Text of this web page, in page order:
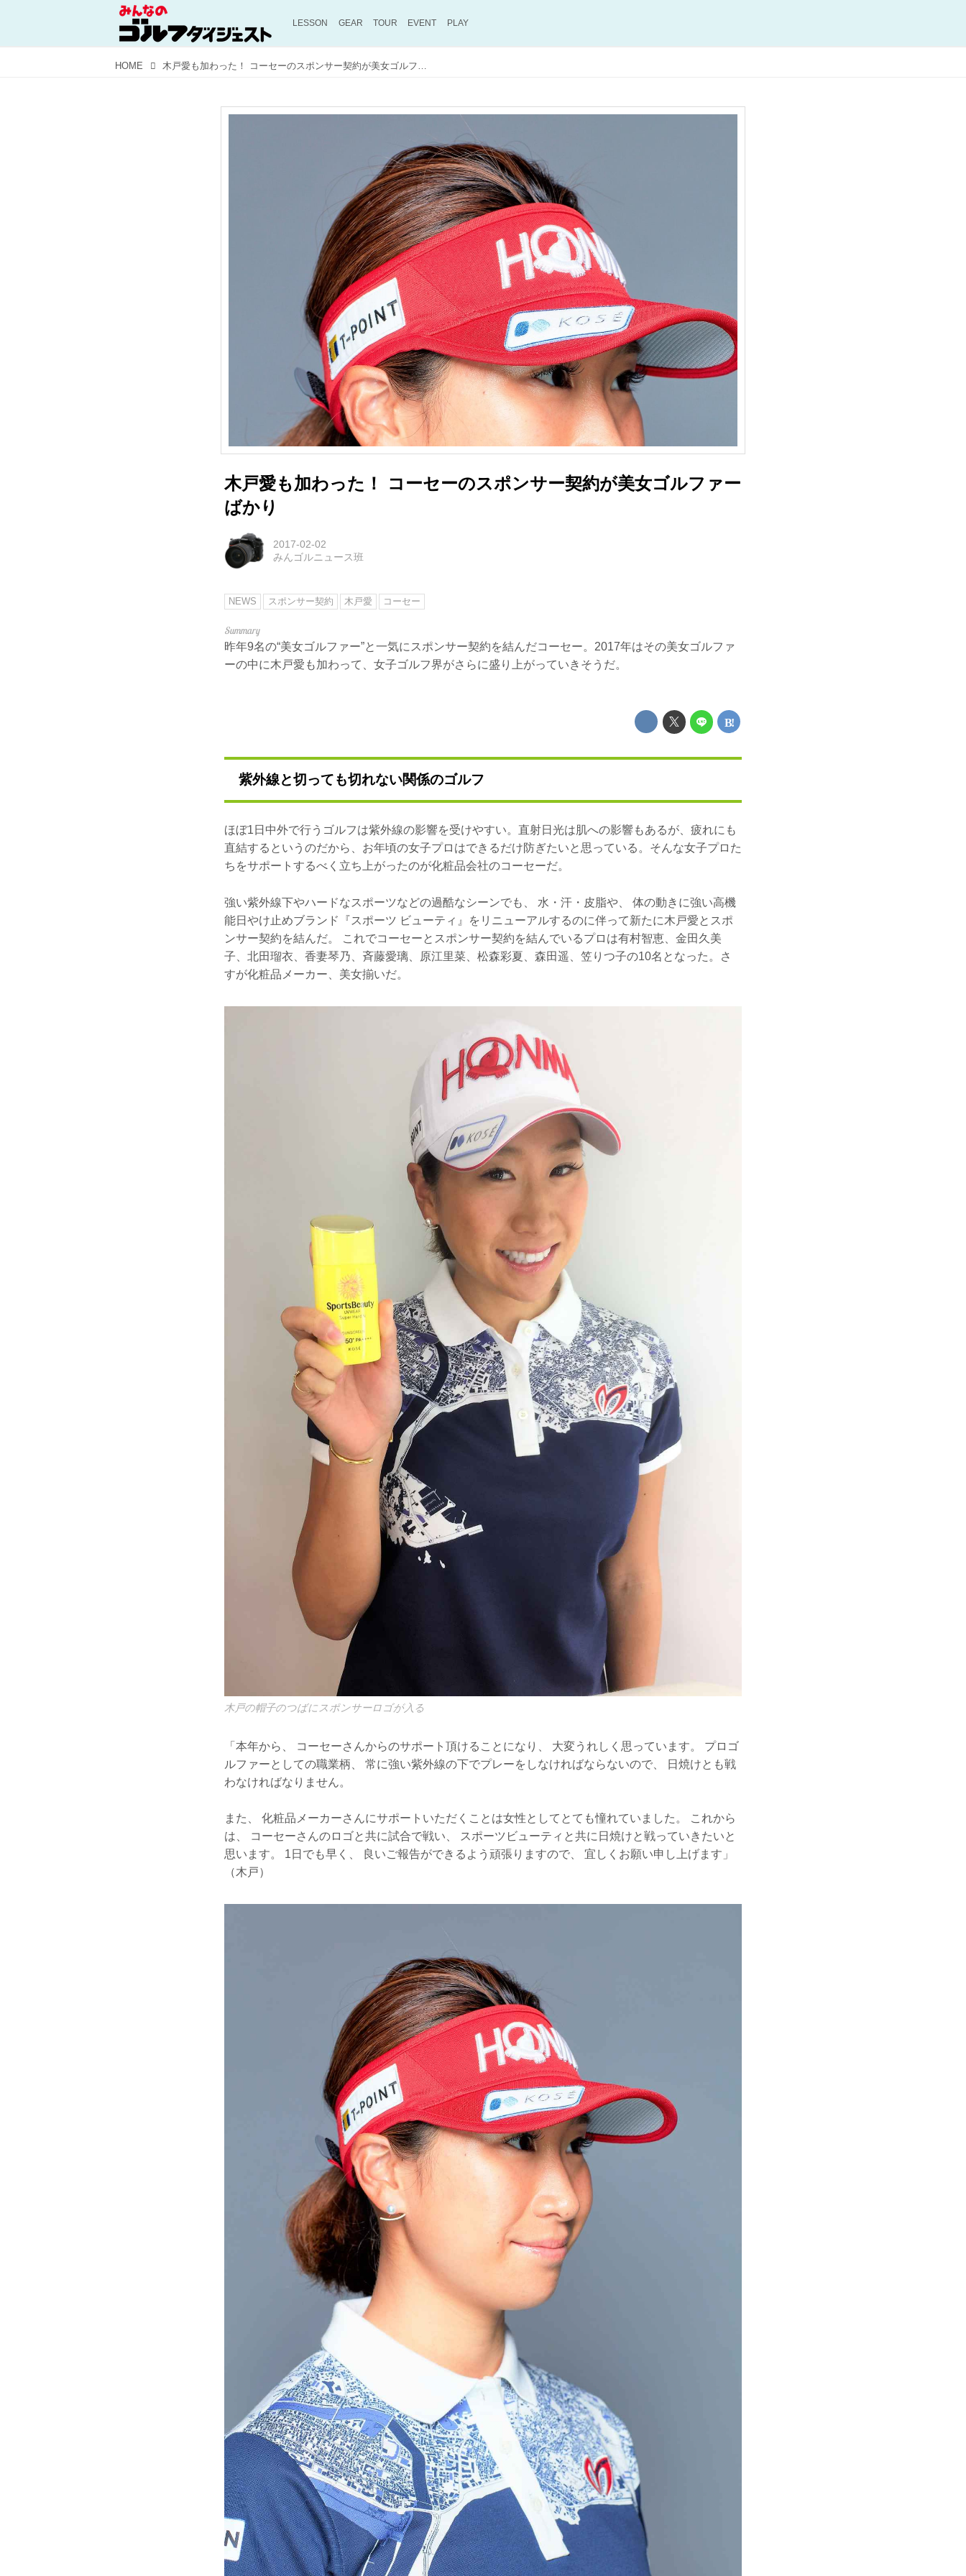
LESSON GEAR TOUR EVENT PLAY
HOME 木戸愛も加わった！ コーセーのスポンサー契約が美女ゴルファーばかり
木戸愛も加わった！ コーセーのスポンサー契約が美女ゴルファー
ばかり
2017-02-02
みんゴルニュース班
NEWS スポンサー契約 木戸愛 コーセー
昨年9名の“美女ゴルファー”と一気にスポンサー契約を結んだコーセー。2017年はその美女ゴルファ
ーの中に木戸愛も加わって、女子ゴルフ界がさらに盛り上がっていきそうだ。
紫外線と切っても切れない関係のゴルフ
ほぼ1日中外で行うゴルフは紫外線の影響を受けやすい。直射日光は肌への影響もあるが、疲れにも
直結するというのだから、お年頃の女子プロはできるだけ防ぎたいと思っている。そんな女子プロた
ちをサポートするべく立ち上がったのが化粧品会社のコーセーだ。
強い紫外線下やハードなスポーツなどの過酷なシーンでも、 水・汗・皮脂や、 体の動きに強い高機
能日やけ止めブランド『スポーツ ビューティ』をリニューアルするのに伴って新たに木戸愛とスポ
ンサー契約を結んだ。 これでコーセーとスポンサー契約を結んでいるプロは有村智恵、金田久美
子、北田瑠衣、香妻琴乃、斉藤愛璃、原江里菜、松森彩夏、森田遥、笠りつ子の10名となった。さ
すが化粧品メーカー、美女揃いだ。
木戸の帽子のつばにスポンサーロゴが入る
「本年から、 コーセーさんからのサポート頂けることになり、 大変うれしく思っています。 プロゴ
ルファーとしての職業柄、 常に強い紫外線の下でプレーをしなければならないので、 日焼けとも戦
わなければなりません。
また、 化粧品メーカーさんにサポートいただくことは女性としてとても憧れていました。 これから
は、 コーセーさんのロゴと共に試合で戦い、 スポーツビューティと共に日焼けと戦っていきたいと
思います。 1日でも早く、 良いご報告ができるよう頑張りますので、 宜しくお願い申し上げます」
（木戸）